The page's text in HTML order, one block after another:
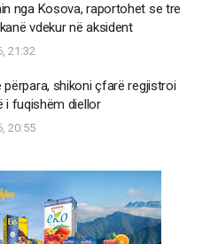
nga Kosova, raportohet se tre
vdekur në aksident
21:32
përpara, shikoni çfarë regjistroi
i fuqishëm diellor
20:55